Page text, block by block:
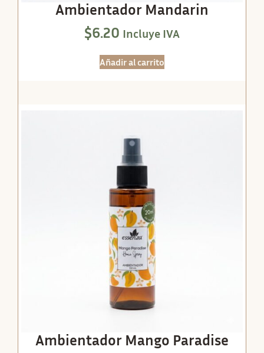
Ambientador Mandarin
$6.20 Incluye IVA
Añadir al carrito
Ambientador Mango Paradise